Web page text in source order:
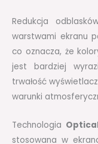
Redukcja
warstwami ekranu
co oznacza, że
jest bardziej
trwałość
warunki
Technologia
stosowana w